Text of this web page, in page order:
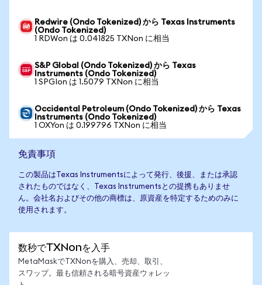
Redwire (Ondo Tokenized) から Texas Instruments
(Ondo Tokenized)
1 RDWon は 0.041825 TXNon に相当
S&P Global (Ondo Tokenized) から Texas
Instruments (Ondo Tokenized)
1 SPGIon は 1.5079 TXNon に相当
Occidental Petroleum (Ondo Tokenized) から Texas
Instruments (Ondo Tokenized)
1 OXYon は 0.199796 TXNon に相当
免責事項
この製品はTexas Instrumentsによって発行、後援、または承認
されたものではなく、Texas Instrumentsとの提携もありませ
ん。会社名およびその他の商標は、原資産を特定するためのみに
使用されます。
数秒でTXNonを入手
MetaMaskでTXNonを購入、売却、取引、
スワップ。最も信頼される暗号資産ウォレッ